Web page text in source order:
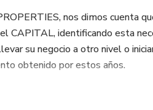
nos dimos cuenta
CAPITAL, identificando esta
su negocio a otro nivel o
obtenido por estos años.